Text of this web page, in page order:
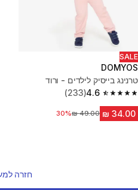
SALE
DOMYOS
טרנינג בייסיק לילדים - ורוד
4.6
4.6 out of 5 stars from 233 reviews
(233)
מחיר לפני הנחה‏49.00 ₪
30%
חזרה